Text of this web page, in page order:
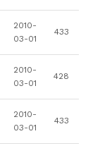
2010-
03-01
433
2010-
03-01
428
2010-
03-01
433